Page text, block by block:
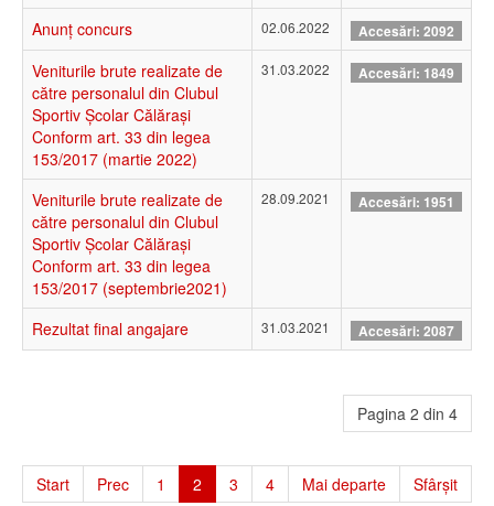
Anunț concurs 02.06.2022 Accesări: 2092
Veniturile brute realizate de
către personalul din Clubul
Sportiv Școlar Călăraşi
Conform art. 33 din legea
153/2017 (martie 2022)
31.03.2022 Accesări: 1849
Veniturile brute realizate de
către personalul din Clubul
Sportiv Școlar Călăraşi
Conform art. 33 din legea
153/2017 (septembrie2021)
28.09.2021 Accesări: 1951
Rezultat final angajare 31.03.2021 Accesări: 2087
Pagina 2 din 4
Start Prec 1 2 3 4 Mai departe Sfârșit